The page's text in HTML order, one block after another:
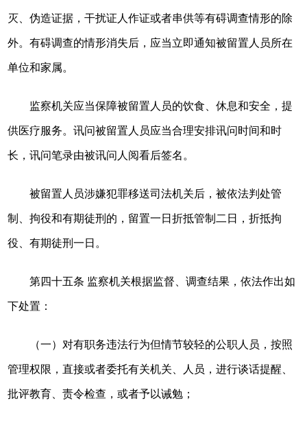
灭、伪造证据，干扰证人作证或者串供等有碍调查情形的除
外。有碍调查的情形消失后，应当立即通知被留置人员所在
单位和家属。
监察机关应当保障被留置人员的饮食、休息和安全，提
供医疗服务。讯问被留置人员应当合理安排讯问时间和时
长，讯问笔录由被讯问人阅看后签名。
被留置人员涉嫌犯罪移送司法机关后，被依法判处管
制、拘役和有期徒刑的，留置一日折抵管制二日，折抵拘
役、有期徒刑一日。
第四十五条 监察机关根据监督、调查结果，依法作出如
下处置：
（一）对有职务违法行为但情节较轻的公职人员，按照
管理权限，直接或者委托有关机关、人员，进行谈话提醒、
批评教育、责令检查，或者予以诫勉；